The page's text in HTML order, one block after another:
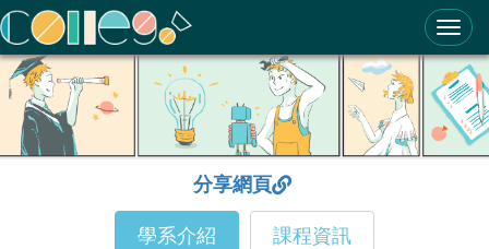
ColleGo! 大學選才與高中育才輔助系統
分享網頁
學系介紹 課程資訊